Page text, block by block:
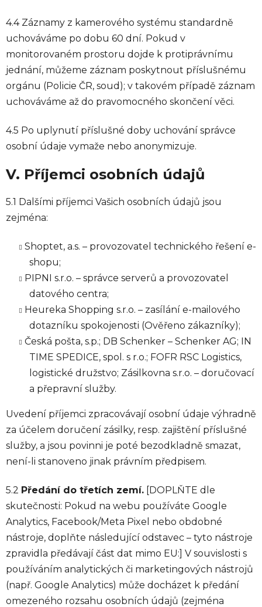
4.4 Záznamy z kamerového systému standardně
uchováváme po dobu 60 dní. Pokud v
monitorovaném prostoru dojde k protiprávnímu
jednání, můžeme záznam poskytnout příslušnému
orgánu (Policie ČR, soud); v takovém případě záznam
uchováváme až do pravomocného skončení věci.
4.5 Po uplynutí příslušné doby uchování správce
osobní údaje vymaže nebo anonymizuje.
V. Příjemci osobních údajů
5.1 Dalšími příjemci Vašich osobních údajů jsou
zejména:
Shoptet, a.s. – provozovatel technického řešení e-
shopu;
PIPNI s.r.o. – správce serverů a provozovatel
datového centra;
Heureka Shopping s.r.o. – zasílání e-mailového
dotazníku spokojenosti (Ověřeno zákazníky);
Česká pošta, s.p.; DB Schenker – Schenker AG; IN
TIME SPEDICE, spol. s r.o.; FOFR RSC Logistics,
logistické družstvo; Zásilkovna s.r.o. – doručovací
a přepravní služby.
Uvedení příjemci zpracovávají osobní údaje výhradně
za účelem doručení zásilky, resp. zajištění příslušné
služby, a jsou povinni je poté bezodkladně smazat,
není-li stanoveno jinak právním předpisem.
5.2 Předání do třetích zemí. [DOPLŇTE dle
skutečnosti: Pokud na webu používáte Google
Analytics, Facebook/Meta Pixel nebo obdobné
nástroje, doplňte následující odstavec – tyto nástroje
zpravidla předávají část dat mimo EU:] V souvislosti s
používáním analytických či marketingových nástrojů
(např. Google Analytics) může docházet k předání
omezeného rozsahu osobních údajů (zejména